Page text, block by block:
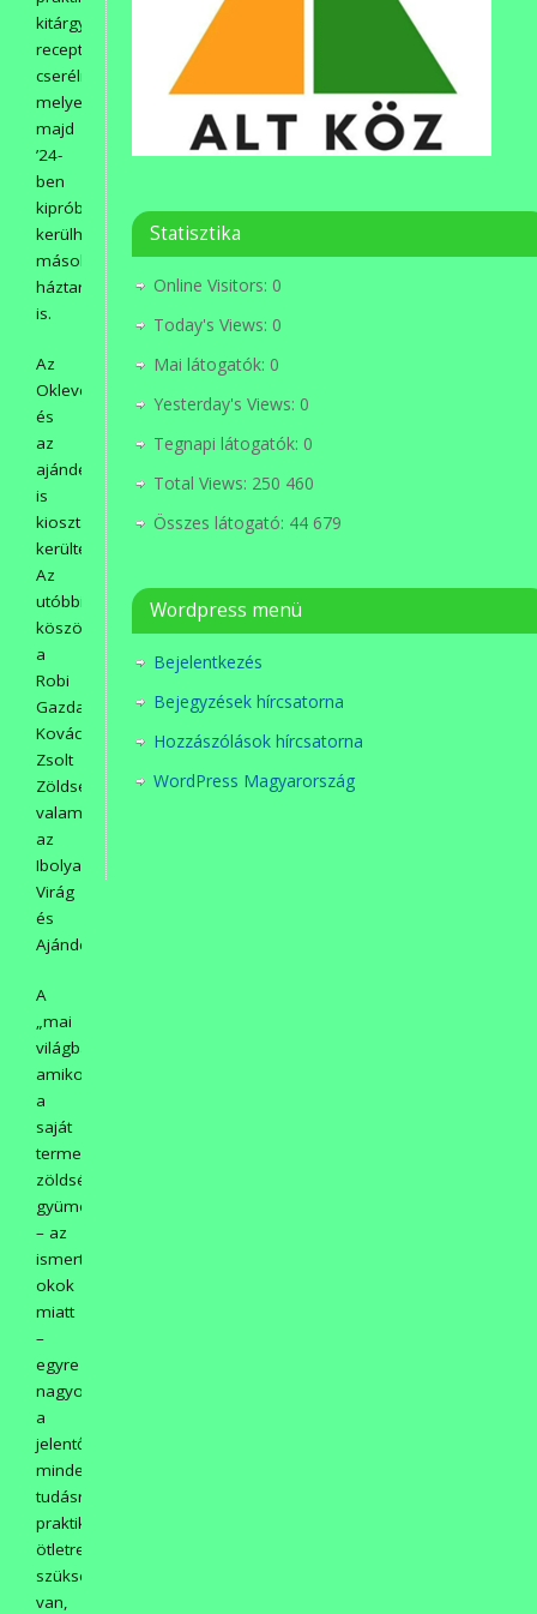
kitárgyalni,
receptet
cserélni,
melyek
majd
’24-
ben
kipróbálásra
kerülhetnek
mások
háztartásában
is.
Az
Oklevelek
és
az
ajándékok
is
kiosztásra
kerültek.
Az
utóbbikért
köszönet
a
Robi
Gazdaboltnak,
Kovács
Zsolt
Zöldségesboltnak,
valamint
az
Ibolya
Virág
és
Ajándékboltnak.
A
„mai
világban”,
amikor
a
saját
termelésű
zöldségnek-
gyümölcsnek
– az
ismert
okok
miatt
–
egyre
nagyobb
a
jelentősége,
minden
tudásra,
praktikára,
ötletre
szükség
van,
Statisztika
Online Visitors: 0
Today's Views: 0
Mai látogatók: 0
Yesterday's Views: 0
Tegnapi látogatók: 0
Total Views: 250 460
Összes látogató: 44 679
Wordpress menü
Bejelentkezés
Bejegyzések hírcsatorna
Hozzászólások hírcsatorna
WordPress Magyarország